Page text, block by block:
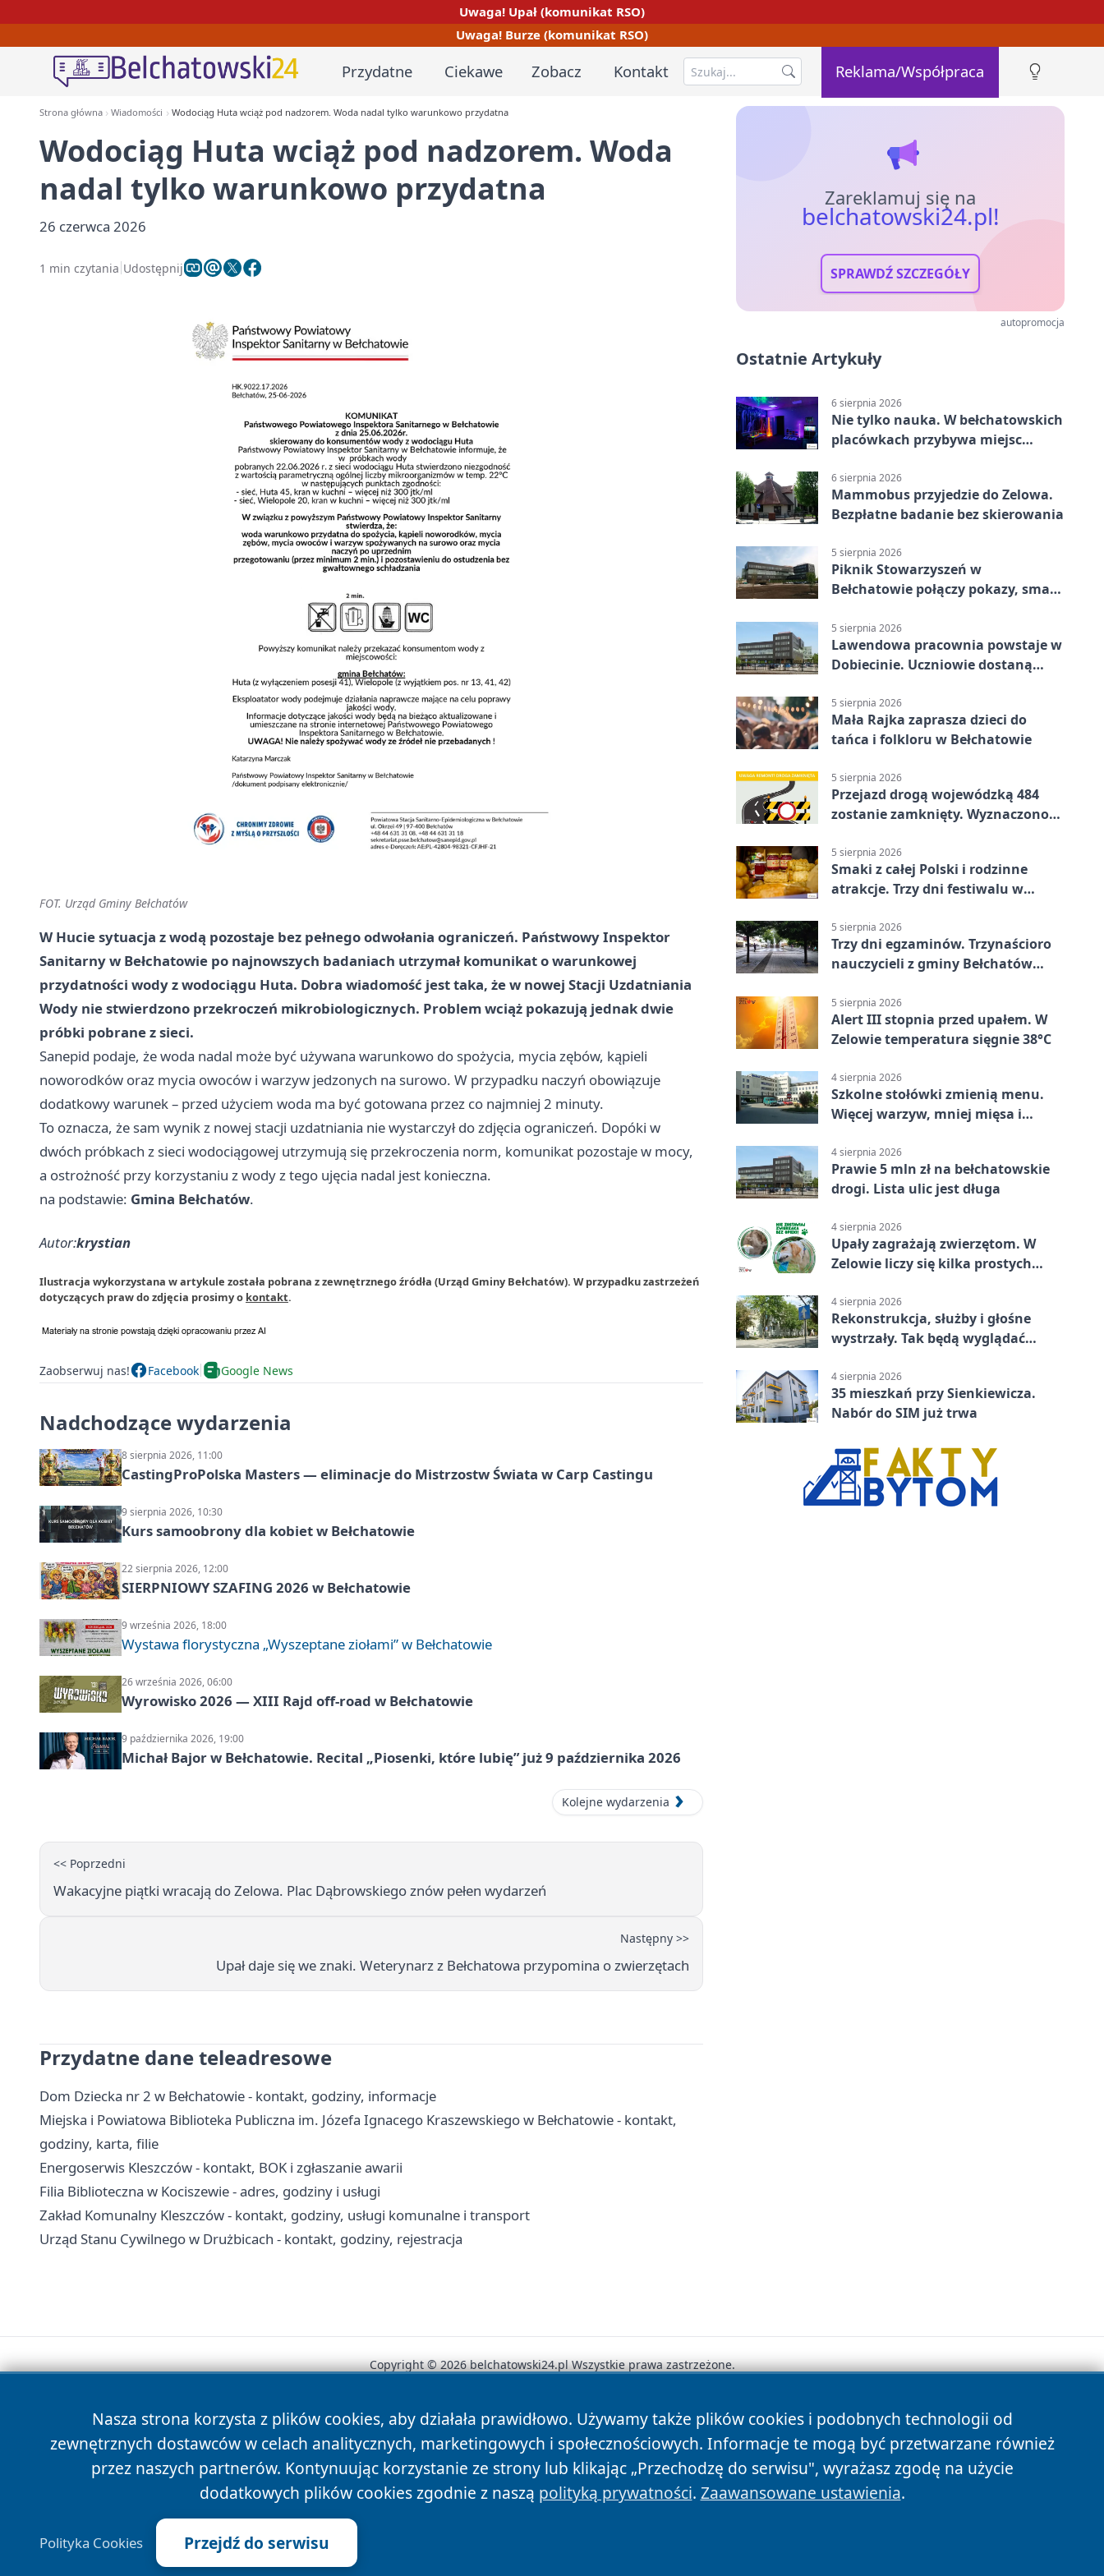
Uwaga! Upał (komunikat RSO)
Uwaga! Burze (komunikat RSO)
Przydatne Ciekawe Zobacz Kontakt Reklama/Współpraca
Strona główna Wiadomości Wodociąg Huta wciąż pod nadzorem. Woda nadal tylko warunkowo przydatna
Wodociąg Huta wciąż pod nadzorem. Woda
nadal tylko warunkowo przydatna
26 czerwca 2026
1 min czytania Udostępnij
FOT. Urząd Gminy Bełchatów
W Hucie sytuacja z wodą pozostaje bez pełnego odwołania ograniczeń. Państwowy Inspektor
Sanitarny w Bełchatowie po najnowszych badaniach utrzymał komunikat o warunkowej
przydatności wody z wodociągu Huta. Dobra wiadomość jest taka, że w nowej Stacji Uzdatniania
Wody nie stwierdzono przekroczeń mikrobiologicznych. Problem wciąż pokazują jednak dwie
próbki pobrane z sieci.
Sanepid podaje, że woda nadal może być używana warunkowo do spożycia, mycia zębów, kąpieli
noworodków oraz mycia owoców i warzyw jedzonych na surowo. W przypadku naczyń obowiązuje
dodatkowy warunek – przed użyciem woda ma być gotowana przez co najmniej 2 minuty.
To oznacza, że sam wynik z nowej stacji uzdatniania nie wystarczył do zdjęcia ograniczeń. Dopóki w
dwóch próbkach z sieci wodociągowej utrzymują się przekroczenia norm, komunikat pozostaje w mocy,
a ostrożność przy korzystaniu z wody z tego ujęcia nadal jest konieczna.
na podstawie: Gmina Bełchatów.
Autor:krystian
Ilustracja wykorzystana w artykule została pobrana z zewnętrznego źródła (Urząd Gminy Bełchatów). W przypadku zastrzeżeń
dotyczących praw do zdjęcia prosimy o kontakt.
Zaobserwuj nas! Facebook Google News
Nadchodzące wydarzenia
8 sierpnia 2026, 11:00
CastingProPolska Masters — eliminacje do Mistrzostw Świata w Carp Castingu
9 sierpnia 2026, 10:30
Kurs samoobrony dla kobiet w Bełchatowie
22 sierpnia 2026, 12:00
SIERPNIOWY SZAFING 2026 w Bełchatowie
9 września 2026, 18:00
Wystawa florystyczna „Wyszeptane ziołami” w Bełchatowie
26 września 2026, 06:00
Wyrowisko 2026 — XIII Rajd off‑road w Bełchatowie
9 października 2026, 19:00
Michał Bajor w Bełchatowie. Recital „Piosenki, które lubię” już 9 października 2026
Kolejne wydarzenia
<< Poprzedni
Wakacyjne piątki wracają do Zelowa. Plac Dąbrowskiego znów pełen wydarzeń
Następny >>
Upał daje się we znaki. Weterynarz z Bełchatowa przypomina o zwierzętach
Przydatne dane teleadresowe
Dom Dziecka nr 2 w Bełchatowie - kontakt, godziny, informacje
Miejska i Powiatowa Biblioteka Publiczna im. Józefa Ignacego Kraszewskiego w Bełchatowie - kontakt,
godziny, karta, filie
Energoserwis Kleszczów - kontakt, BOK i zgłaszanie awarii
Filia Biblioteczna w Kociszewie - adres, godziny i usługi
Zakład Komunalny Kleszczów - kontakt, godziny, usługi komunalne i transport
Urząd Stanu Cywilnego w Drużbicach - kontakt, godziny, rejestracja
Zareklamuj się na
belchatowski24.pl!
SPRAWDŹ SZCZEGÓŁY
autopromocja
Ostatnie Artykuły
6 sierpnia 2026
Nie tylko nauka. W bełchatowskich
placówkach przybywa miejsc
6 sierpnia 2026
Mammobus przyjedzie do Zelowa.
Bezpłatne badanie bez skierowania
5 sierpnia 2026
Piknik Stowarzyszeń w
Bełchatowie połączy pokazy, smaki
5 sierpnia 2026
Lawendowa pracownia powstaje w
Dobiecinie. Uczniowie dostaną
5 sierpnia 2026
Mała Rajka zaprasza dzieci do
tańca i folkloru w Bełchatowie
5 sierpnia 2026
Przejazd drogą wojewódzką 484
zostanie zamknięty. Wyznaczono
5 sierpnia 2026
Smaki z całej Polski i rodzinne
atrakcje. Trzy dni festiwalu w
5 sierpnia 2026
Trzy dni egzaminów. Trzynaścioro
nauczycieli z gminy Bełchatów
5 sierpnia 2026
Alert III stopnia przed upałem. W
Zelowie temperatura sięgnie 38°C
4 sierpnia 2026
Szkolne stołówki zmienią menu.
Więcej warzyw, mniej mięsa i
4 sierpnia 2026
Prawie 5 mln zł na bełchatowskie
drogi. Lista ulic jest długa
4 sierpnia 2026
Upały zagrażają zwierzętom. W
Zelowie liczy się kilka prostych
4 sierpnia 2026
Rekonstrukcja, służby i głośne
wystrzały. Tak będą wyglądać
4 sierpnia 2026
35 mieszkań przy Sienkiewicza.
Nabór do SIM już trwa
Nasza strona korzysta z plików cookies, aby działała prawidłowo. Używamy także plików cookies i podobnych technologii od
zewnętrznych dostawców w celach analitycznych, marketingowych i społecznościowych. Informacje te mogą być przetwarzane również
przez naszych partnerów. Kontynuując korzystanie ze strony lub klikając „Przechodzę do serwisu", wyrażasz zgodę na użycie
dodatkowych plików cookies zgodnie z naszą polityką prywatności. Zaawansowane ustawienia.
Polityka Cookies Przejdź do serwisu
Copyright © 2026 belchatowski24.pl Wszystkie prawa zastrzeżone.
News Autorzy Polityka Prywatności Polityka Cookies